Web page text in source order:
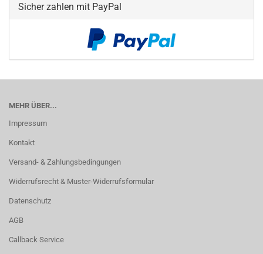
Sicher zahlen mit PayPal
MEHR ÜBER...
Impressum
Kontakt
Versand- & Zahlungsbedingungen
Widerrufsrecht & Muster-Widerrufsformular
Datenschutz
AGB
Callback Service